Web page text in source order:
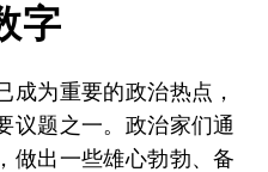
字
成为重要的政治热点，
议题之一。政治家们通
做出一些雄心勃勃、备